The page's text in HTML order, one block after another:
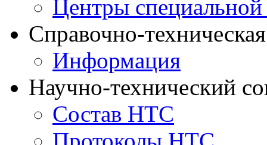
Центры
Справочно-
Информация
Научно-технический
Состав НТС